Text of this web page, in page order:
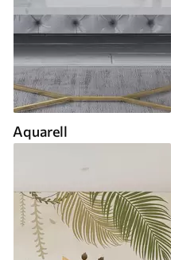
Aquarell